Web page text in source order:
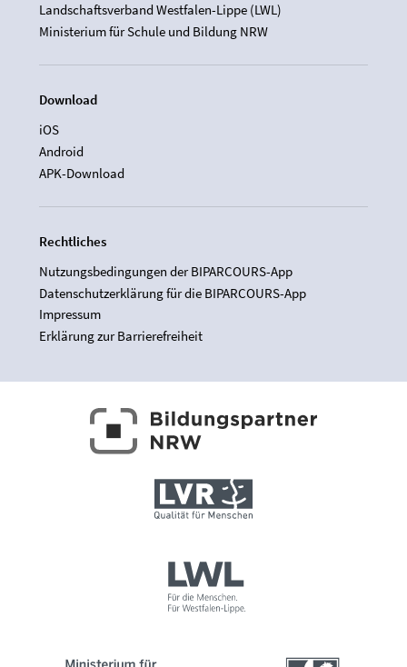
Landschaftsverband Westfalen-Lippe (LWL)
Ministerium für Schule und Bildung NRW
Download
iOS
Android
APK-Download
Rechtliches
Nutzungsbedingungen der BIPARCOURS-App
Datenschutzerklärung für die BIPARCOURS-App
Impressum
Erklärung zur Barrierefreiheit